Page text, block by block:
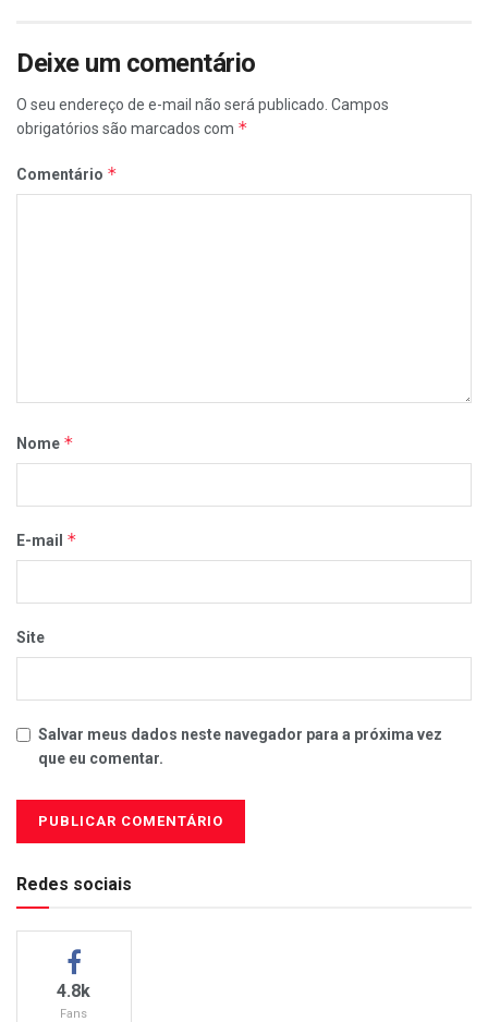
Deixe um comentário
O seu endereço de e-mail não será publicado. Campos
obrigatórios são marcados com *
Comentário *
Nome *
E-mail *
Site
Salvar meus dados neste navegador para a próxima vez
que eu comentar.
Redes sociais
4.8k
Fans